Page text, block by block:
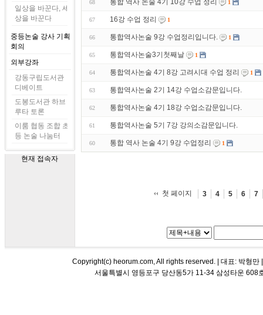
일상을 바꾼다, 세
상을 바꾼다
중등논술 강사 기획
회의
외부강좌
강동구립도서관
디베이트
도봉도서관 하브
루타 토론
이룸 협동 조합 초
등 논술 나눔터
현재 접속자
68 통합 역사 논술 4기 10강 수업 정리 1
67 16강 수업 정리 1
66 통합역사논술 9강 수업정리입니다. 1
65 통합역사논술3기첫째날 1
64 통합역사논술 4기 8강 고려시대 수업 정리 1
63 통합역사논술 2기 14강 수업소감문입니다.
62 통합역사논술 4기 18강 수업소감문입니다.
61 통합역사논술 5기 7강 강의소감문입니다.
60 통합 역사 논술 4기 9강 수업정리 1
첫 페이지 3 4 5 6 7
Copyright(c) heorum.com, All rights reserved. | 대표: 박형
서울특별시 영등포구 당산동5가 11-34 삼성타운